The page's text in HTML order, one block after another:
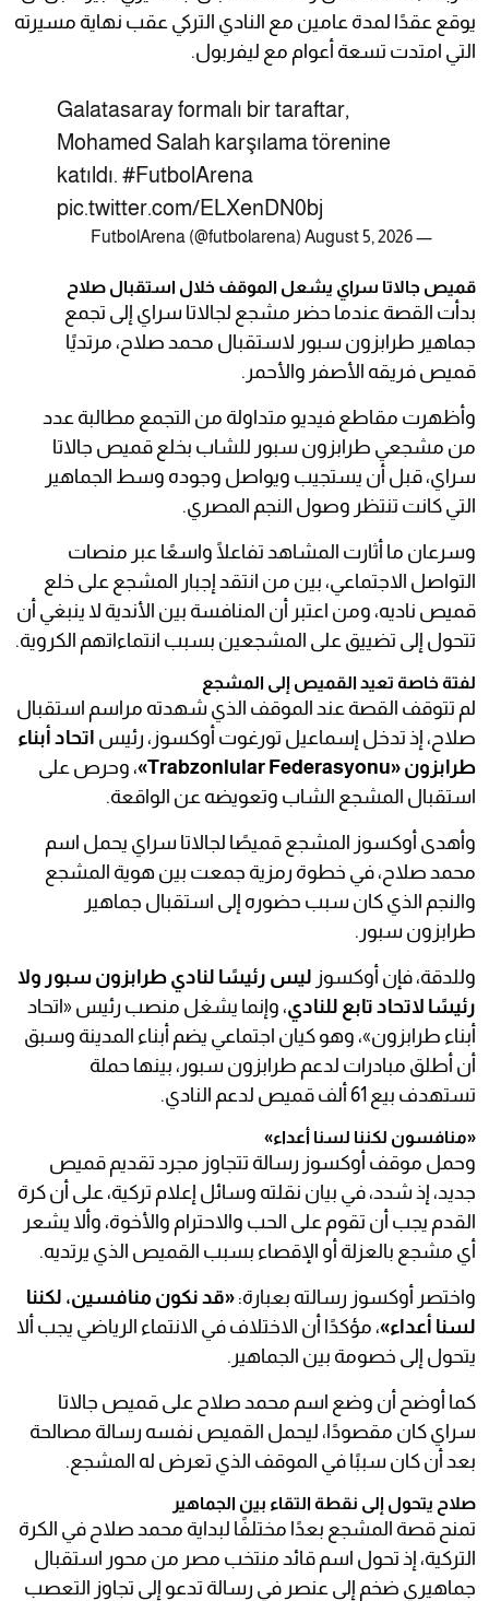
يوقع عقدًا لمدة عامين مع النادي التركي عقب نهاية مسيرته
التي امتدت تسعة أعوام مع ليفربول.
Galatasaray formalı bir taraftar,
Mohamed Salah karşılama törenine
katıldı. #FutbolArena
pic.twitter.com/ELXenDN0bj
— FutbolArena (@futbolarena)
August 5, 2026
قميص جالاتا سراي يشعل الموقف خلال استقبال صلاح
بدأت القصة عندما حضر مشجع لجالاتا سراي إلى تجمع
جماهير طرابزون سبور لاستقبال محمد صلاح، مرتديًا
قميص فريقه الأصفر والأحمر.
وأظهرت مقاطع فيديو متداولة من التجمع مطالبة عدد
من مشجعي طرابزون سبور للشاب بخلع قميص جالاتا
سراي، قبل أن يستجيب ويواصل وجوده وسط الجماهير
التي كانت تنتظر وصول النجم المصري.
وسرعان ما أثارت المشاهد تفاعلًا واسعًا عبر منصات
التواصل الاجتماعي، بين من انتقد إجبار المشجع على خلع
قميص ناديه، ومن اعتبر أن المنافسة بين الأندية لا ينبغي أن
تتحول إلى تضييق على المشجعين بسبب انتماءاتهم الكروية.
لفتة خاصة تعيد القميص إلى المشجع
لم تتوقف القصة عند الموقف الذي شهدته مراسم استقبال
صلاح، إذ تدخل إسماعيل تورغوت أوكسوز، رئيس اتحاد أبناء
طرابزون «Trabzonlular Federasyonu»
، وحرص على
استقبال المشجع الشاب وتعويضه عن الواقعة.
وأهدى أوكسوز المشجع قميصًا لجالاتا سراي يحمل اسم
محمد صلاح، في خطوة رمزية جمعت بين هوية المشجع
والنجم الذي كان سبب حضوره إلى استقبال جماهير
طرابزون سبور.
وللدقة، فإن أوكسوز ليس رئيسًا لنادي طرابزون سبور ولا
رئيسًا لاتحاد تابع للنادي، وإنما يشغل منصب رئيس «اتحاد
أبناء طرابزون»، وهو كيان اجتماعي يضم أبناء المدينة وسبق
أن أطلق مبادرات لدعم طرابزون سبور، بينها حملة
تستهدف بيع 61 ألف قميص لدعم النادي.
«منافسون لكننا لسنا أعداء»
وحمل موقف أوكسوز رسالة تتجاوز مجرد تقديم قميص
جديد، إذ شدد، في بيان نقلته وسائل إعلام تركية، على أن كرة
القدم يجب أن تقوم على الحب والاحترام والأخوة، وألا يشعر
أي مشجع بالعزلة أو الإقصاء بسبب القميص الذي يرتديه.
واختصر أوكسوز رسالته بعبارة: «قد نكون منافسين، لكننا
لسنا أعداء»، مؤكدًا أن الاختلاف في الانتماء الرياضي يجب ألا
يتحول إلى خصومة بين الجماهير.
كما أوضح أن وضع اسم محمد صلاح على قميص جالاتا
سراي كان مقصودًا، ليحمل القميص نفسه رسالة مصالحة
بعد أن كان سببًا في الموقف الذي تعرض له المشجع.
صلاح يتحول إلى نقطة التقاء بين الجماهير
تمنح قصة المشجع بعدًا مختلفًا لبداية محمد صلاح في الكرة
التركية، إذ تحول اسم قائد منتخب مصر من محور استقبال
جماهيري ضخم إلى عنصر في رسالة تدعو إلى تجاوز التعصب